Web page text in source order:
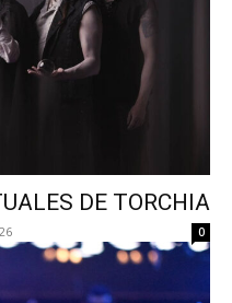
DE TORCHIA
0